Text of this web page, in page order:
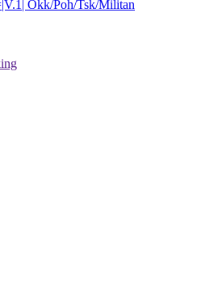
Okk/Poh/Tsk/Militan